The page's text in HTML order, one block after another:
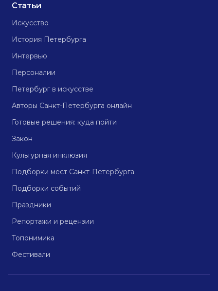
Статьи
Искусство
История Петербурга
Интервью
Персоналии
Петербург в искусстве
Авторы Санкт-Петербурга онлайн
Готовые решения: куда пойти
Закон
Культурная инклюзия
Подборки мест Санкт-Петербурга
Подборки событий
Праздники
Репортажи и рецензии
Топонимика
Фестивали